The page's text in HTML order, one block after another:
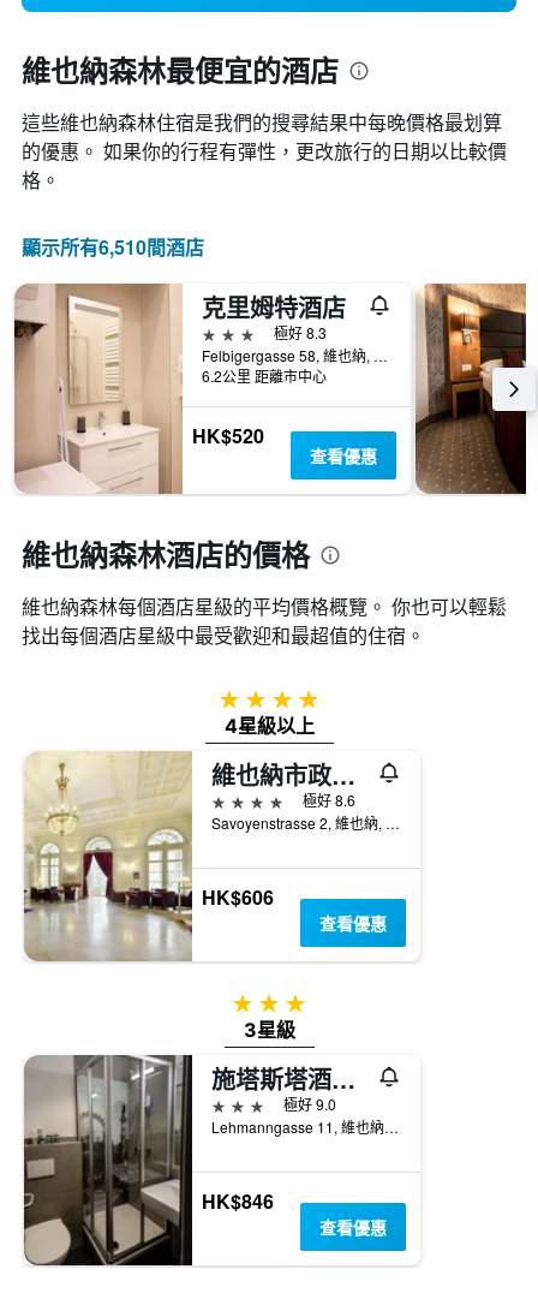
維也納森林最便宜的酒店
這些維也納森林​住宿是我們的搜尋結果中每晚價格最划算
的優惠。 如果你的行程有彈性，更改旅行的日期以比較價
格。
顯示所有6,510間酒店
克里姆特酒店
3星級
極好 8.3
Felbigergasse 58, 維也納, 維也納, 奧地利
6.2公里 距離市中心
HK$520
查看優惠
維也納森林酒店的價格
維也納森林​每個酒店星級的平均價格概覽。 你也可以輕鬆
找出每個酒店星級中最受歡迎和最超值的住宿。
4星級
4星級以上
維也納市政廳公園奧地利時尚酒店
4星級
極好 8.6
Savoyenstrasse 2, 維也納, 維也納, 奧地利
HK$606
查看優惠
3星級
3星級
施塔斯塔酒店 - 維也納
3星級
極好 9.0
Lehmanngasse 11, 維也納, 維也納, 奧地利
HK$846
查看優惠